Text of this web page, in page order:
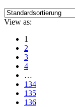
View as:
1
2
3
4
…
134
135
136